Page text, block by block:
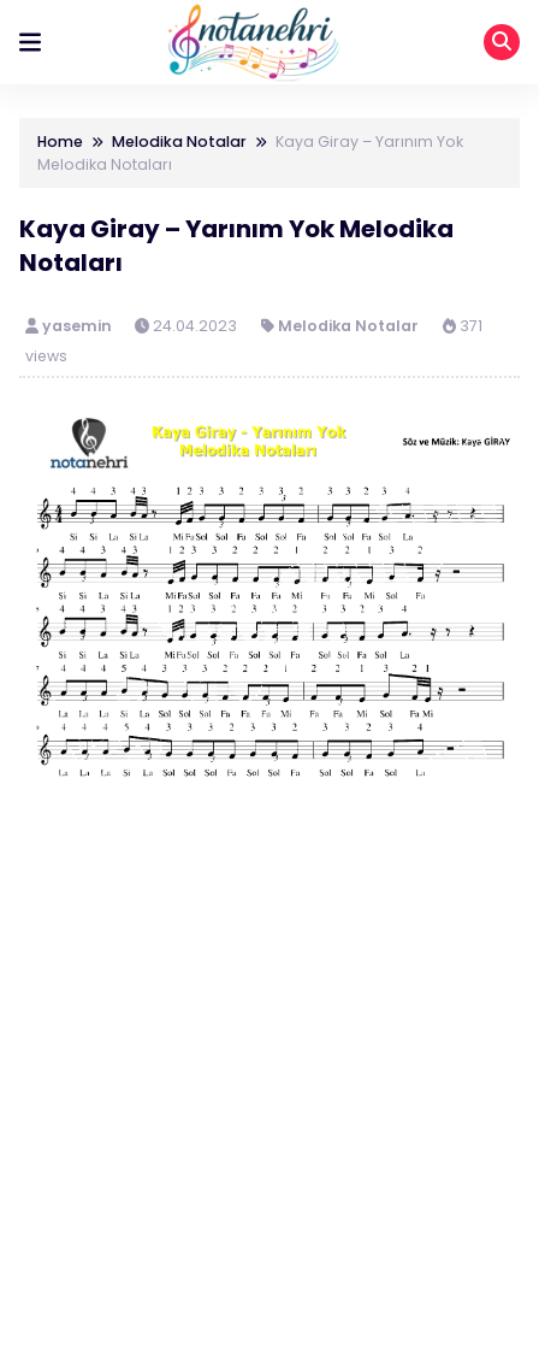
Home Melodika Notalar
Kaya Giray – Yarınım Yok
Melodika Notaları
Kaya Giray – Yarınım Yok Melodika
Notaları
yasemin 24.04.2023 Melodika Notalar
371
views